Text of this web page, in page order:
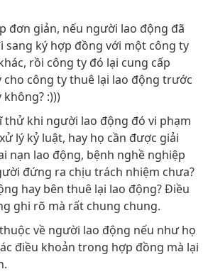
đơn giản, nếu người lao động đã
sang ký hợp đồng với một công ty
rồi công ty đó lại cung cấp
công ty thuê lại lao động trước
:)))
thử khi người lao động đó vi phạm
lý kỷ luật, hay họ cần được giải
nạn lao động, bệnh nghề nghiệp
đứng ra chịu trách nhiệm chưa?
hay bên thuê lại lao động? Điều
ghi rõ mà rất chung chung.
về người lao động nếu như họ
điều khoản trong hợp đồng mà lại